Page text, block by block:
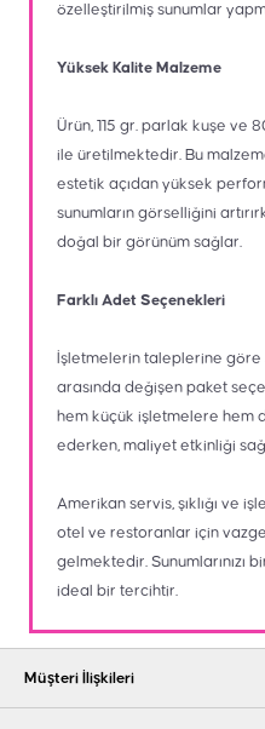
özelleştirilmiş sunumlar
Yüksek Kalite Malzeme
Ürün, 115 gr. parlak kuşe ve
ile üretilmektedir. Bu
estetik açıdan yüksek
sunumların görselliğini
doğal bir görünüm sağlar.
Farklı Adet Seçenekleri
İşletmelerin taleplerine
arasında değişen paket
hem küçük işletmelere hem
ederken, maliyet etkinliği
Amerikan servis, şıklığı ve
otel ve restoranlar için
gelmektedir. Sunumlarınızı
ideal bir tercihtir.
Müşteri İlişkileri